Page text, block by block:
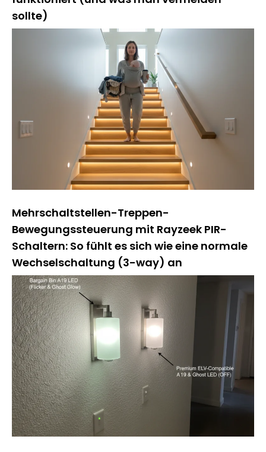
sollte)
Mehrschaltstellen-Treppen-
Bewegungssteuerung mit Rayzeek PIR-
Schaltern: So fühlt es sich wie eine normale
Wechselschaltung (3-way) an